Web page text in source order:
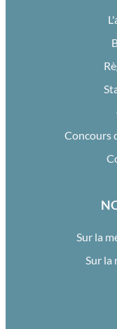
Concours
Sur la
Sur la